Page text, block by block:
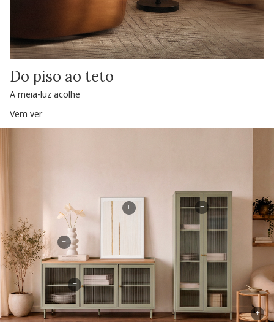
Do piso ao teto
A meia-luz acolhe
Vem ver
+
+
+
+
+